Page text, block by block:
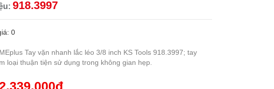
918.3997
0
Tay vặn nhanh lắc léo 3/8 inch KS Tools 918.3997; tay
loại thuận tiện sử dụng trong không gian hẹp.